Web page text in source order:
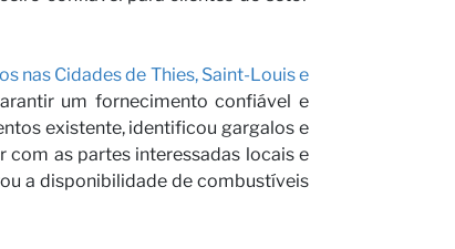
nas Cidades de Thies, Saint-Louis e
um fornecimento confiável e
existente, identificou gargalos e
as partes interessadas locais e
a disponibilidade de combustíveis